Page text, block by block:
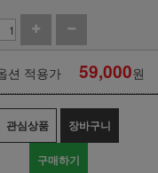
션 적용가 59,000원
관심상품 장바구니
구매하기